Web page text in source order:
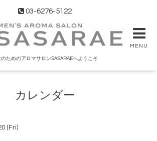
03-6276-5122
MENU
のためのアロマサロンSASARAEへようこそ
カレンダー
(Fri)